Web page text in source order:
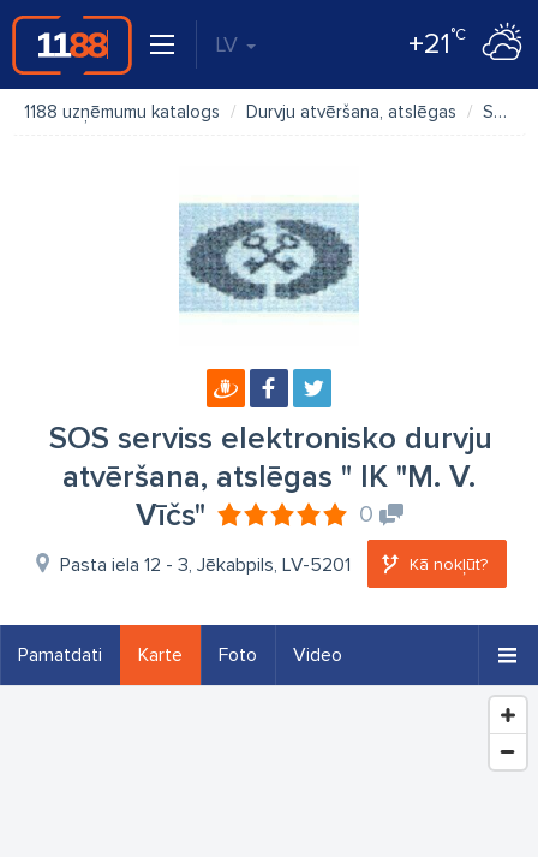
LV +21°C
1188 uzņēmumu katalogs Durvju atvēršana, atslēgas SOS serviss elektronisko durvju atvēršana, atslēgas " IK "M. V. Vīčs"
SOS serviss elektronisko durvju
atvēršana, atslēgas " IK "M. V.
Vīčs"
0
Pasta iela 12 - 3, Jēkabpils, LV-5201 Kā nokļūt?
Pamatdati Karte Foto Video